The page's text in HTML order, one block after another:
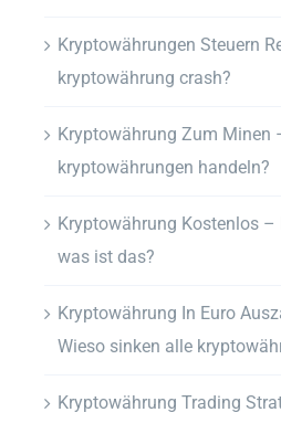
Kryptowährungen Steuern
kryptowährung crash?
Kryptowährung Zum Minen
kryptowährungen handeln?
Kryptowährung Kostenlos –
was ist das?
Kryptowährung In Euro
Wieso sinken alle
Kryptowährung Trading